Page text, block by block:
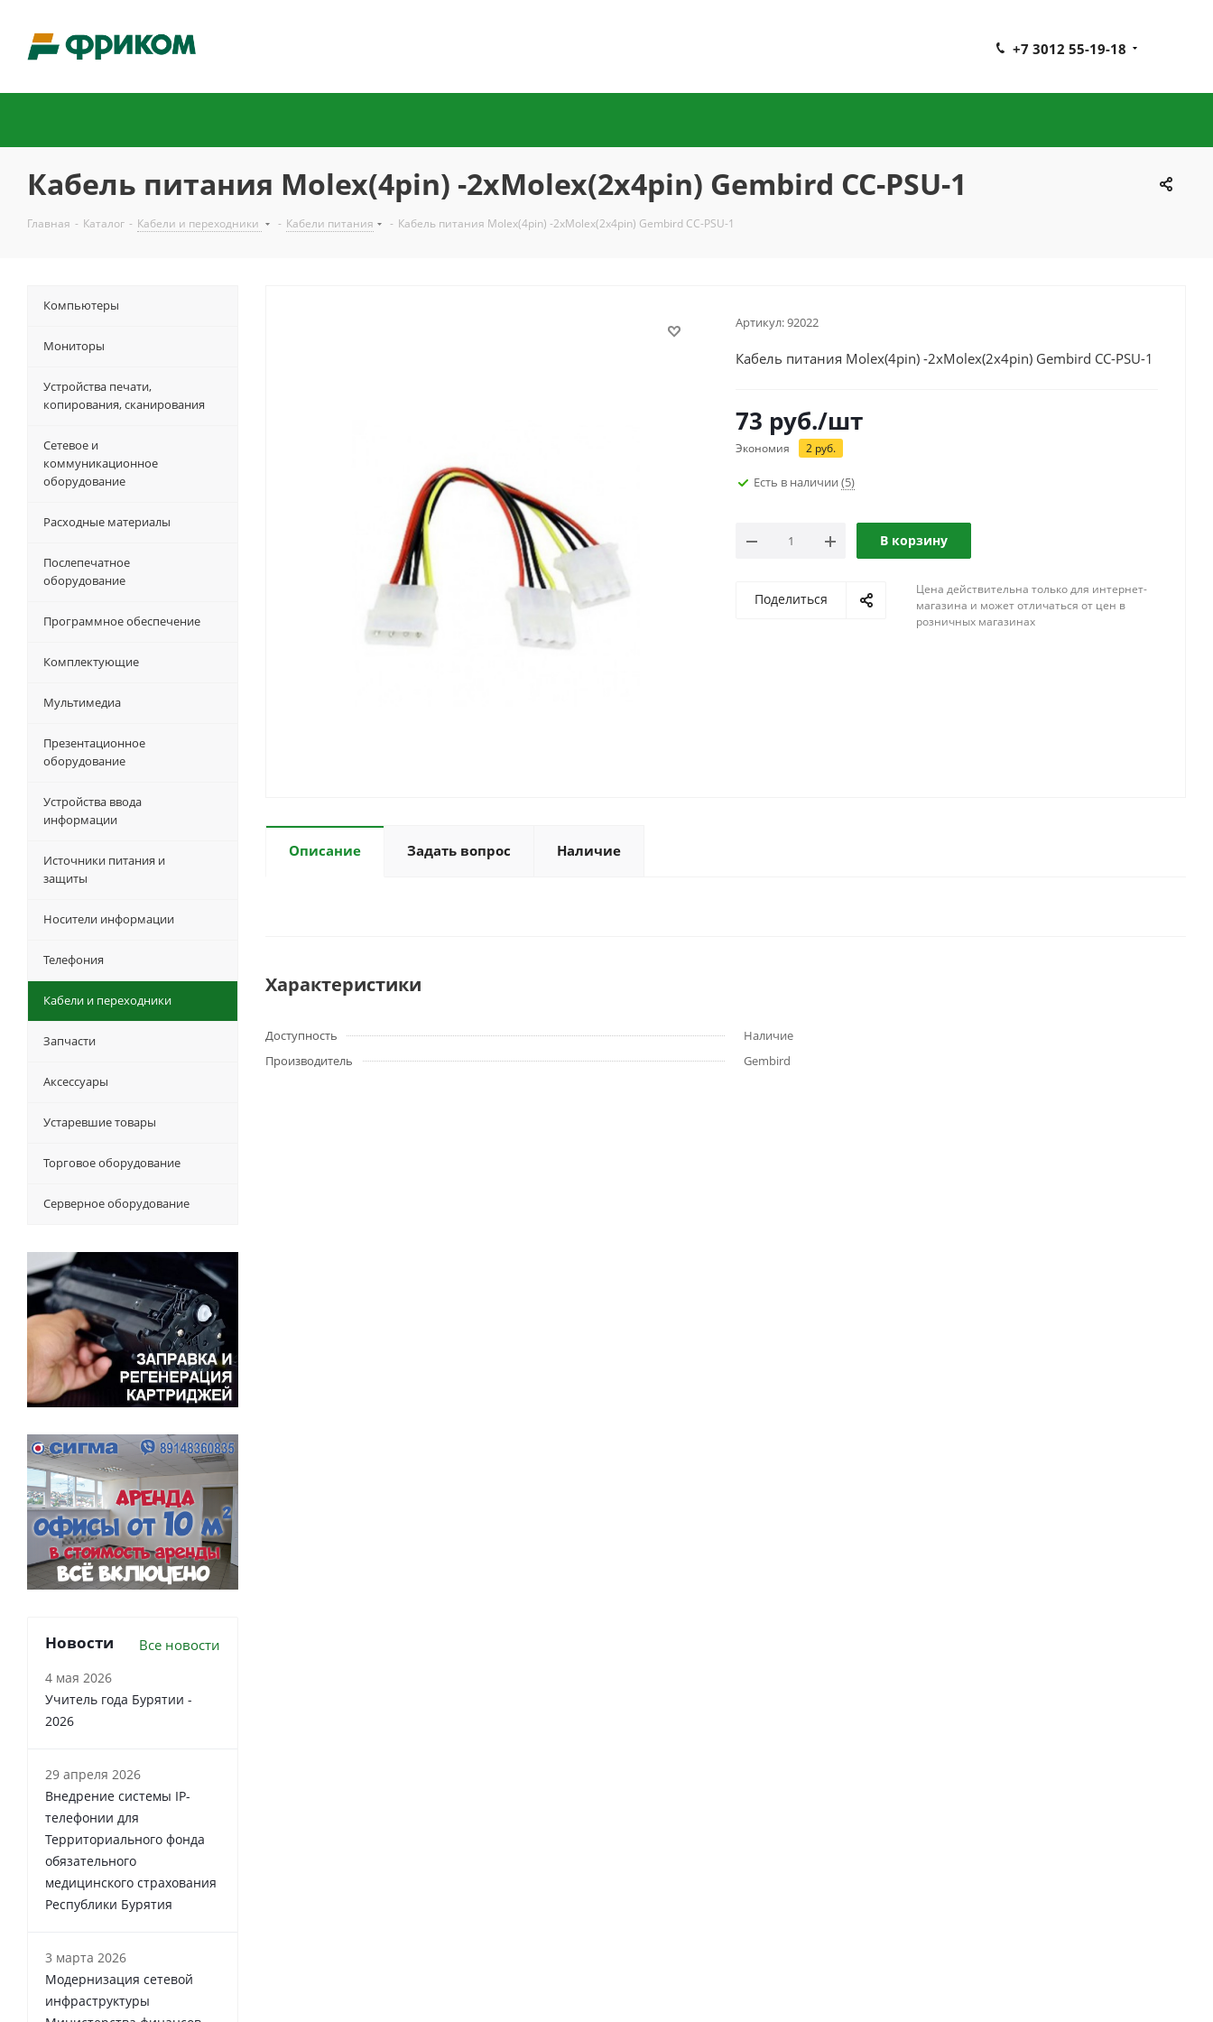
+7 3012 55-19-18
Кабель питания Molex(4pin) -2хMolex(2x4pin) Gembird CC-PSU-1
Главная - Каталог - Кабели и переходники - Кабели питания - Кабель питания Molex(4pin) -2хMolex(2x4pin) Gembird CC-PSU-1
Артикул:92022
Кабель питания Molex(4pin) -2хMolex(2x4pin) Gembird CC-PSU-1
73 руб./шт
Экономия 2 руб.
Есть в наличии (5)
В корзину
Поделиться
Цена действительна только для интернет-
магазина и может отличаться от цен в
розничных магазинах
Описание Задать вопрос Наличие
Характеристики
Доступность
Наличие
Производитель
Gembird
Компьютеры
Мониторы
Устройства печати,
копирования, сканирования
Сетевое и
коммуникационное
оборудование
Расходные материалы
Послепечатное
оборудование
Программное обеспечение
Комплектующие
Мультимедиа
Презентационное
оборудование
Устройства ввода
информации
Источники питания и
защиты
Носители информации
Телефония
Кабели и переходники
Запчасти
Аксессуары
Устаревшие товары
Торговое оборудование
Серверное оборудование
Новости Все новости
4 мая 2026
Учитель года Бурятии -
2026
29 апреля 2026
Внедрение системы IP-
телефонии для
Территориального фонда
обязательного
медицинского страхования
Республики Бурятия
3 марта 2026
Модернизация сетевой
инфраструктуры